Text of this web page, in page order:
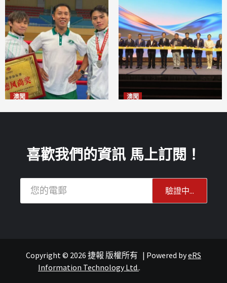
澳聞 澳聞
喜歡我們的資訊 馬上訂閱！
Copyright © 2026 捷報 版權所有 | Powered byeRS
Information Technology Ltd..